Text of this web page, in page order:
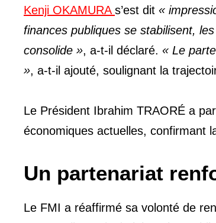
Kenji OKAMURA s’est dit «
finances publiques se stabilisent,
consolide », a-t-il déclaré. « Le
», a-t-il ajouté, soulignant la
Le Président Ibrahim TRAORÉ a
économiques actuelles, confirmant
Un partenariat
Le FMI a réaffirmé sa volonté de